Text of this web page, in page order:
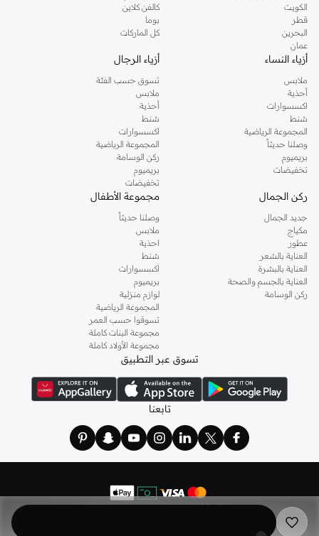
الكويت
قطر
البحرين
عمان
كالفن كلاين
بوما
كل الماركات
أزياء النساء
ملابس
أحذية
اكسسوارات
شنط
المجموعة الرياضية
وصلنا حديثاً
بريميوم
تخفيضات
أزياء الرجال
تسوق حسب الفئة
ملابس
أحذية
شنط
اكسسوارات
المجموعة الرياضية
ركن الوسامة
بريميوم
تخفيضات
ركن الجمال
جديد الجمال
مكياج
عطور
العناية بالشعر
العناية بالبشرة
العناية بالجسم والصحة
ركن الوسامة
مجموعة الأطفال
وصلنا حديثاً
ملابس
احذية
شنط
اكسسوارات
بريميوم
لوازم منزلية
المجموعة الرياضية
تسوقوا حسب العمر
مجموعة البنات كاملة
مجموعة الأولاد كاملة
تسوق عبر التطبيق
تابعنا
© 2026 نمشي. كل الحقوق محفوظة